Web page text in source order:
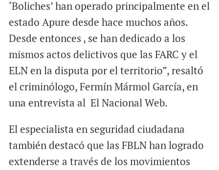
‘Boliches’ han operado principalmente en el
estado Apure desde hace muchos años.
Desde entonces , se han dedicado a los
mismos actos delictivos que las FARC y el
ELN en la disputa por el territorio”, resaltó
el criminólogo, Fermín Mármol García, en
una entrevista al El Nacional Web.
El especialista en seguridad ciudadana
también destacó que las FBLN han logrado
extenderse a través de los movimientos